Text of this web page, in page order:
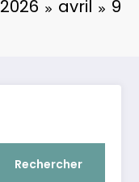
2026 avril 9
Rechercher